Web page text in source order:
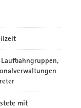
mit